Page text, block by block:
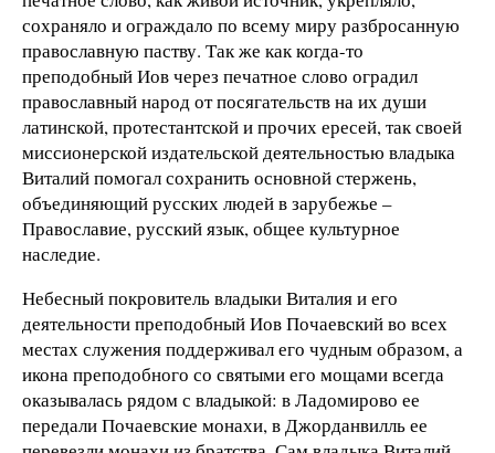
сохраняло и ограждало по всему миру разбросанную
православную паству. Так же как когда-то
преподобный Иов через печатное слово оградил
православный народ от посягательств на их души
латинской, протестантской и прочих ересей, так своей
миссионерской издательской деятельностью владыка
Виталий помогал сохранить основной стержень,
объединяющий русских людей в зарубежье –
Православие, русский язык, общее культурное
наследие.
Небесный покровитель владыки Виталия и его
деятельности преподобный Иов Почаевский во всех
местах служения поддерживал его чудным образом, а
икона преподобного со святыми его мощами всегда
оказывалась рядом с владыкой: в Ладомирово ее
передали Почаевские монахи, в Джорданвилль ее